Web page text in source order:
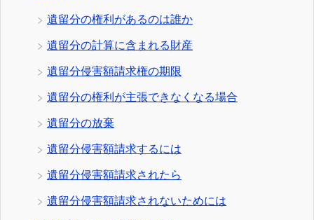
遺留分の権利があるのは誰か
遺留分の計算に含まれる財産
遺留分侵害額請求権の期限
遺留分の権利が主張できなくなる場合
遺留分の放棄
遺留分侵害額請求するには
遺留分侵害額請求されたら
遺留分侵害額請求されないためには